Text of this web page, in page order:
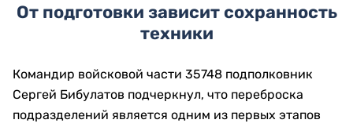
От подготовки зависит сохранность
техники
Командир войсковой части 35748 подполковник
Сергей Бибулатов подчеркнул, что переброска
подразделений является одним из первых этапов